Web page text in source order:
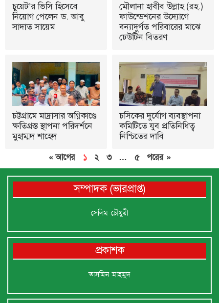
চুয়েট’র ভিসি হিসেবে
নিয়োগ পেলেন ড. আবু
সাদাত সায়েম
মৌলানা হাবীব উল্লাহ (রহ.)
ফাউন্ডেশনের উদ্যোগে
বন্যাদুর্গত পরিবারের মাঝে
ঢেউটিন বিতরণ
চট্টগ্রামে মাদ্রাসার অগ্নিকাণ্ডে
ক্ষতিগ্রস্ত স্থাপনা পরিদর্শনে
মুহাম্মদ শাহেদ
চসিকের দুর্যোগ ব্যবস্থাপনা
কমিটিতে যুব প্রতিনিধিত্ব
নিশ্চিতের দাবি
« আগের ১ ২ ৩ … ৫ পরের »
সম্পাদক (ভারপ্রাপ্ত)
সেলিম চৌধুরী
প্রকাশক
তাসমিন মাহমুদ